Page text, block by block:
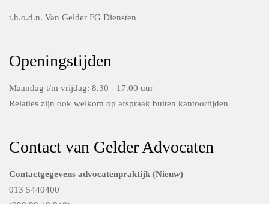
t.h.o.d.n. Van Gelder FG Diensten
Openingstijden
Maandag t/m vrijdag: 8.30 - 17.00 uur
Relaties zijn ook welkom op afspraak buiten kantoortijden
Contact van Gelder Advocaten
Contactgegevens advocatenpraktijk (Nieuw)
013 5440400